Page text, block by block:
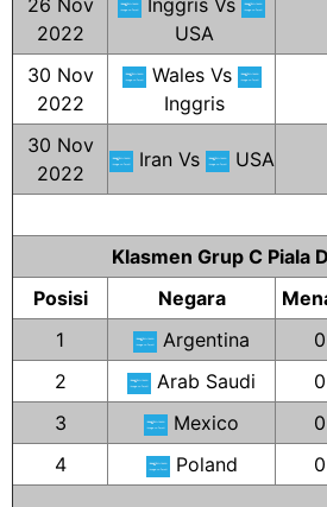
26 Nov
2022
Inggris Vs
USA
30 Nov
2022
Wales Vs
Inggris
30 Nov
2022
Iran Vs USA
Klasmen Grup C Piala
Posisi
Negara
1
Argentina 0
2
Arab Saudi 0
3
Mexico 0
4
Poland 0